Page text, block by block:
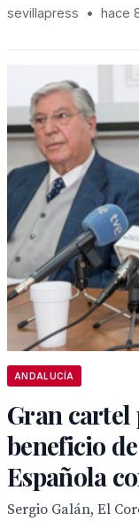
sevillapress • hace
ANDALUCÍA
Gran cartel
beneficio
Española
Sergio Galán, El